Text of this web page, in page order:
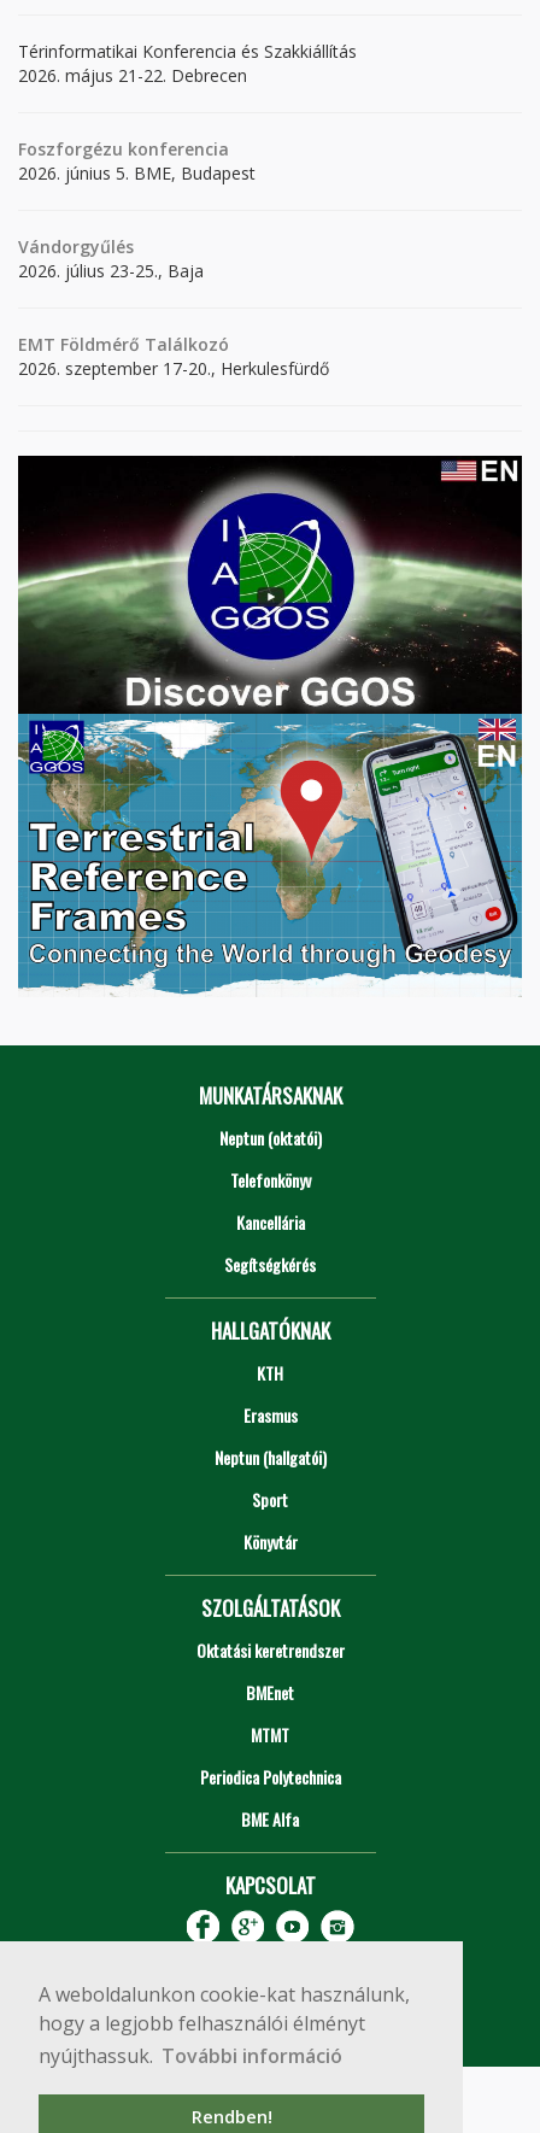
A weboldalunkon cookie-kat használunk,
hogy a legjobb felhasználói élményt
nyújthassuk. További információ
Rendben!
Térinformatikai Konferencia és Szakkiállítás
2026. május 21-22. Debrecen
Foszforgézu konferencia
2026. június 5. BME, Budapest
Vándorgyűlés
2026. július 23-25., Baja
EMT Földmérő Találkozó
2026. szeptember 17-20., Herkulesfürdő
MUNKATÁRSAKNAK
Neptun (oktatói)
Telefonkönyv
Kancellária
Segítségkérés
HALLGATÓKNAK
KTH
Erasmus
Neptun (hallgatói)
Sport
Könyvtár
SZOLGÁLTATÁSOK
Oktatási keretrendszer
BMEnet
MTMT
Periodica Polytechnica
BME Alfa
KAPCSOLAT
Copyright © 2020 BME Építőmérnöki Kar